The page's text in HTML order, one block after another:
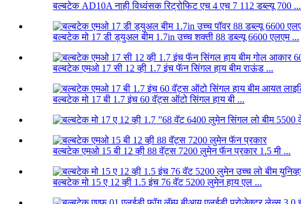
बल्बटेक AD10A नाही विध्वंसक रिट्रोफिट एच 4 एच 7 112 डब्ल्यू 700 ...
बल्बटेक मो 17 डी ड्युअल बीम 1.7in उच्च शक्ती 88 डब्ल्यू 6600 एलएम ...
बल्बटेक एमओ 17 सी 12 व्ही 1.7 इंच फॅन सिंगल हाय बीम राऊंड ...
बल्बटेक मो 17 बी 1.7 इंच 60 वॅट्स ऑटो सिंगल हाय बी ...
बल्बटेक एमओ 15 बी 12 व्ही 88 वॅट्स 7200 लुमेन फॅन प्रकार 1.5 मी ...
बल्बटेक मो 15 ए 12 व्ही 1.5 इंच 76 वॅट 5200 लुमेन हाय एल ...